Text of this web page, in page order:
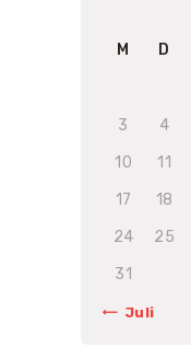
M D
3
4
10
11
17
18
24
25
31
« Juli